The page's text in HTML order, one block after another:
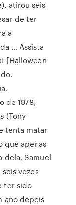
atirou seis
de ter
a
… Assista
[Halloween
de 1978,
(Tony
tenta matar
que apenas
dela, Samuel
vezes
ter sido
ano depois